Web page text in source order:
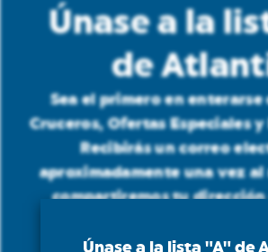
Únase a la
de
Sea el primero en enterarse
Cruceros, Ofertas Especiales
Recibirás un correo
aproximadamente una vez al
compartiremos tu
Correo
Únase a la lista "A" de